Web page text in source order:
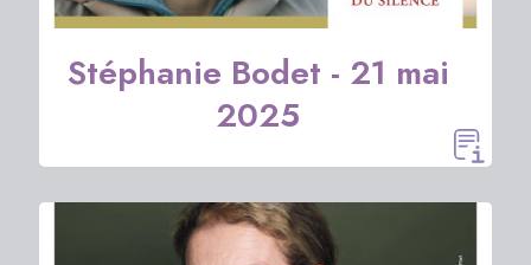
Stéphanie Bodet - 21 mai
2025